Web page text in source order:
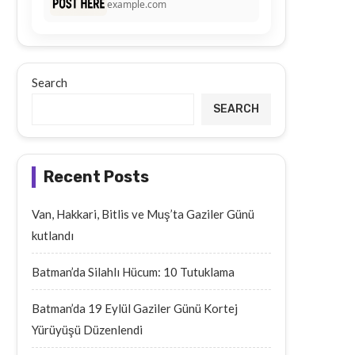
example.com
Search
SEARCH
Recent Posts
Van, Hakkari, Bitlis ve Muş’ta Gaziler Günü
kutlandı
Batman’da Silahlı Hücum: 10 Tutuklama
Batman’da 19 Eylül Gaziler Günü Kortej
Yürüyüşü Düzenlendi